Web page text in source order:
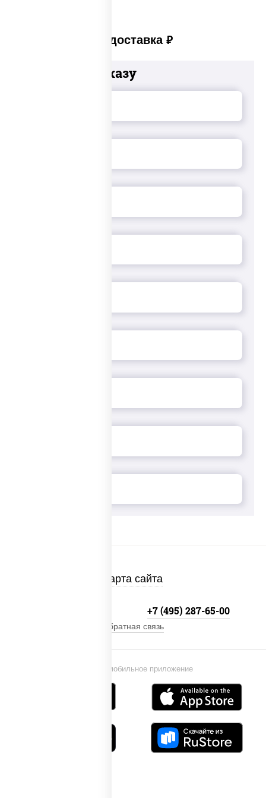
Платная доставка руб
Добавьте к заказу
Карта сайта
Установи мобильное приложение
+7 (495) 287-65-00
Обратная связь